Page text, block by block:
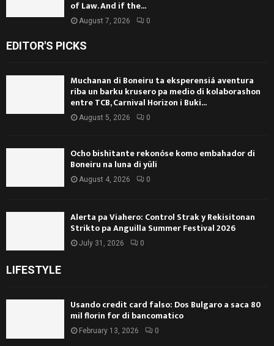
of Law. And if the...
August 7, 2026 0
EDITOR'S PICKS
Muchanan di Boneiru ta eksperensiá aventura
riba un barku krusero pa medio di kolaborashon
entre TCB, Carnival Horizon i Buki...
August 5, 2026 0
Ocho bishitante rekonóse komo embahador di
Boneiru na luna di yüli
August 4, 2026 0
Alerta pa Viahero: Control Strak y Rekisitonan
Strikto pa Anguilla Summer Festival 2026
July 31, 2026 0
LIFESTYLE
Usando credit card falso: Dos Bulgaro a saca 80
mil florin for di bancomatico
February 13, 2026 0